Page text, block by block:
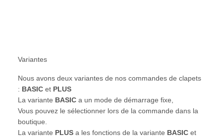
Variantes
Nous avons deux variantes de nos commandes de clapets
: BASIC et PLUS
La variante BASIC a un mode de démarrage fixe,
Vous pouvez le sélectionner lors de la commande dans la
boutique.
La variante PLUS a les fonctions de la variante BASIC et